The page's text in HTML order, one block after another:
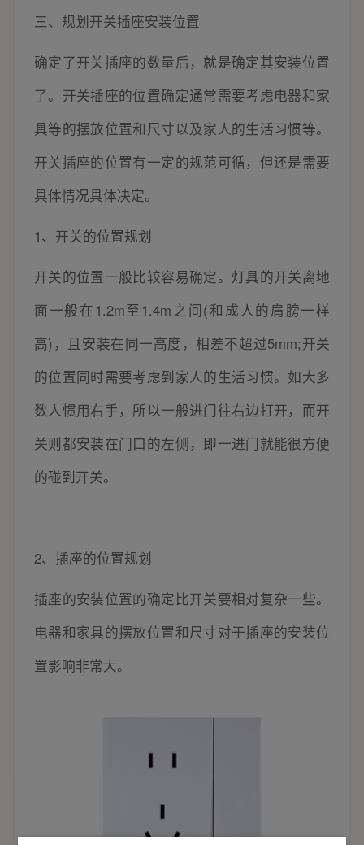
三、规划开关插座安装位置
确定了开关插座的数量后，就是确定其安装位置
了。开关插座的位置确定通常需要考虑电器和家
具等的摆放位置和尺寸以及家人的生活习惯等。
开关插座的位置有一定的规范可循，但还是需要
具体情况具体决定。
1、开关的位置规划
开关的位置一般比较容易确定。灯具的开关离地
面一般在1.2m至1.4m之间(和成人的肩膀一样
高)，且安装在同一高度，相差不超过5mm;开关
的位置同时需要考虑到家人的生活习惯。如大多
数人惯用右手，所以一般进门往右边打开，而开
关则都安装在门口的左侧，即一进门就能很方便
的碰到开关。
2、插座的位置规划
插座的安装位置的确定比开关要相对复杂一些。
电器和家具的摆放位置和尺寸对于插座的安装位
置影响非常大。